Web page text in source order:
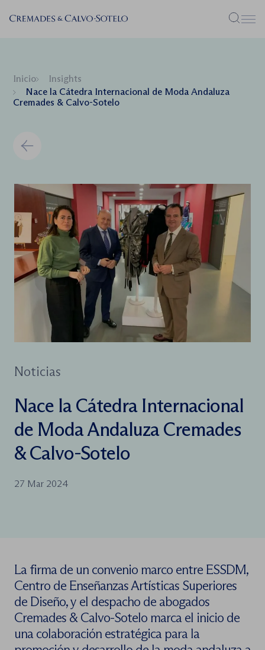
Menú
Inicio
Insights
Nace la Cátedra Internacional de Moda Andaluza
Cremades & Calvo-Sotelo
Noticias
Nace la Cátedra Internacional
de Moda Andaluza Cremades
& Calvo-Sotelo
27 Mar 2024
La firma de un convenio marco entre ESSDM,
Centro de Enseñanzas Artísticas Superiores
de Diseño, y el despacho de abogados
Cremades & Calvo-Sotelo marca el inicio de
una colaboración estratégica para la